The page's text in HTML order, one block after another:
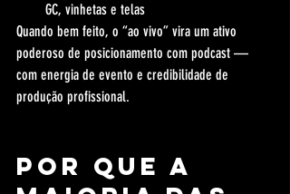
GC, vinhetas e telas
Quando bem feito, o “ao vivo” vira um ativo
poderoso de posicionamento com podcast —
com energia de evento e credibilidade de
produção profissional.
Por que a